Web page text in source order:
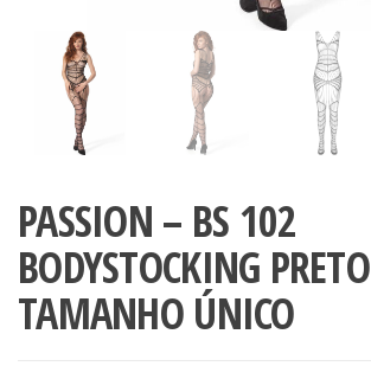
PASSION – BS 102
BODYSTOCKING PRETO
TAMANHO ÚNICO